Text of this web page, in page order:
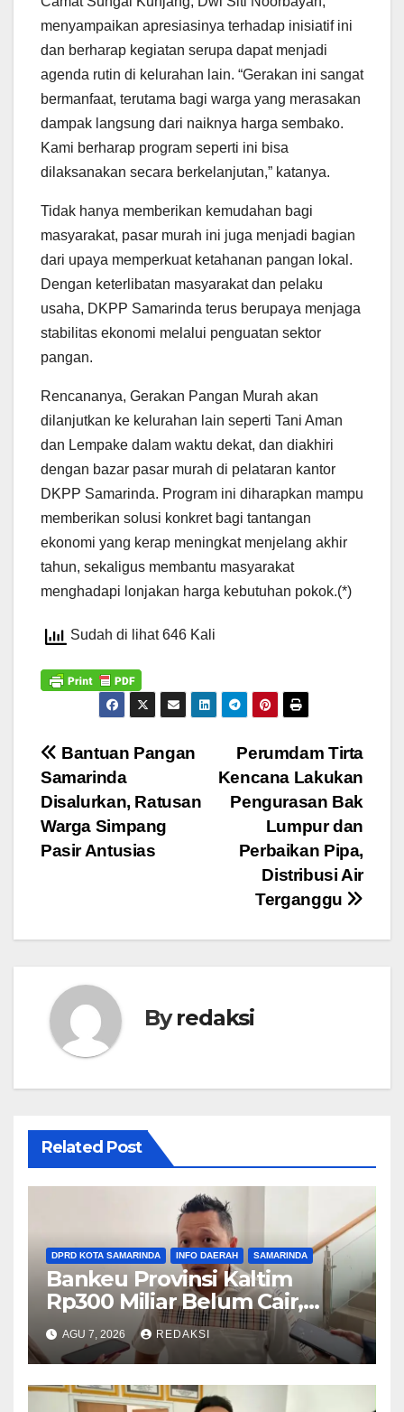
menyampaikan apresiasinya terhadap inisiatif ini
dan berharap kegiatan serupa dapat menjadi
agenda rutin di kelurahan lain. “Gerakan ini sangat
bermanfaat, terutama bagi warga yang merasakan
dampak langsung dari naiknya harga sembako.
Kami berharap program seperti ini bisa
dilaksanakan secara berkelanjutan,” katanya.
Tidak hanya memberikan kemudahan bagi
masyarakat, pasar murah ini juga menjadi bagian
dari upaya memperkuat ketahanan pangan lokal.
Dengan keterlibatan masyarakat dan pelaku
usaha, DKPP Samarinda terus berupaya menjaga
stabilitas ekonomi melalui penguatan sektor
pangan.
Rencananya, Gerakan Pangan Murah akan
dilanjutkan ke kelurahan lain seperti Tani Aman
dan Lempake dalam waktu dekat, dan diakhiri
dengan bazar pasar murah di pelataran kantor
DKPP Samarinda. Program ini diharapkan mampu
memberikan solusi konkret bagi tantangan
ekonomi yang kerap meningkat menjelang akhir
tahun, sekaligus membantu masyarakat
menghadapi lonjakan harga kebutuhan pokok.(*)
Sudah di lihat 646 Kali
Navigasi
pos
Perumdam Tirta
Kencana Lakukan
Pengurasan Bak
Lumpur dan
Perbaikan Pipa,
Distribusi Air
Terganggu
Bantuan Pangan
Samarinda
Disalurkan, Ratusan
Warga Simpang
Pasir Antusias
Byredaksi
Related Post
DPRD KOTA SAMARINDA INFO DAERAH SAMARINDA
Bankeu Provinsi Kaltim
Rp300 Miliar Belum Cair,
Komisi III DPRD Samarinda
Khawatirkan Proyek Banjir
dan Jalan Terhambat
AGU 7, 2026 REDAKSI